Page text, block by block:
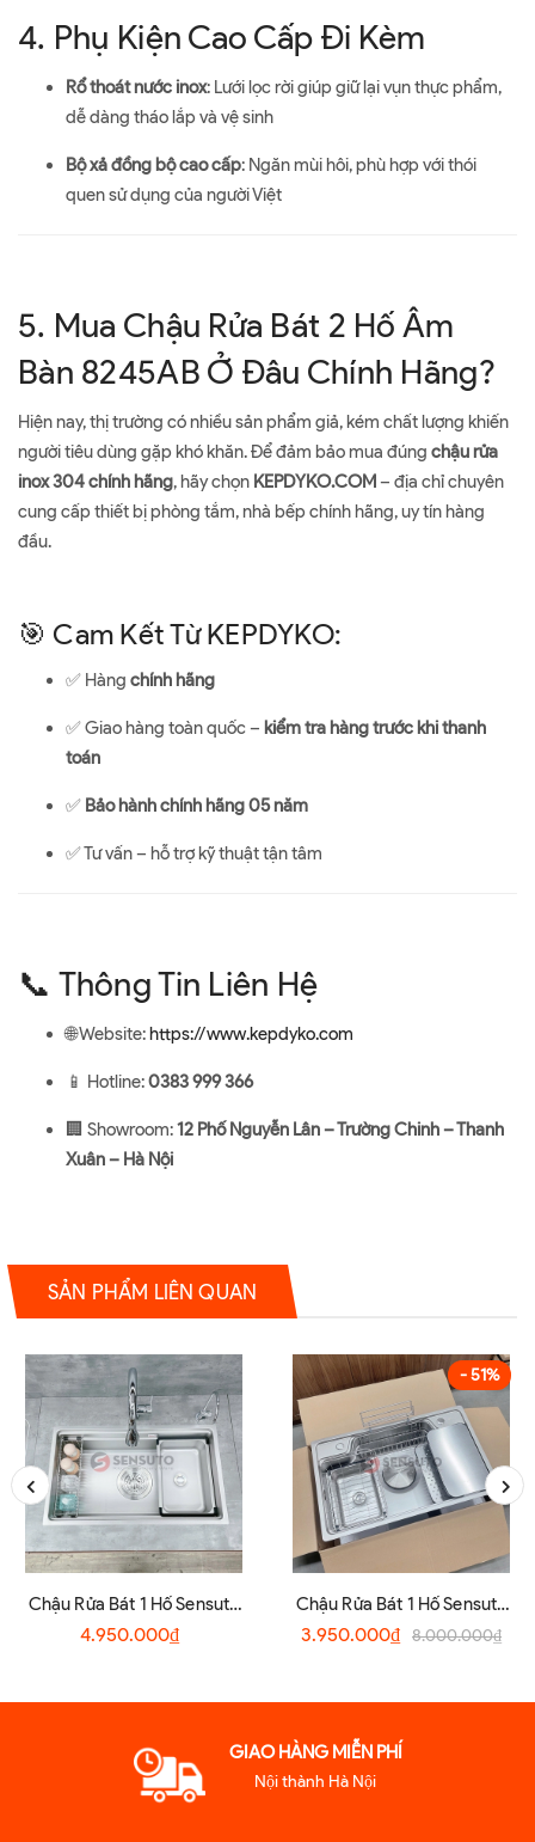
4. Phụ Kiện Cao Cấp Đi Kèm
Rổ thoát nước inox: Lưới lọc rời giúp giữ lại vụn thực phẩm,
dễ dàng tháo lắp và vệ sinh
Bộ xả đồng bộ cao cấp: Ngăn mùi hôi, phù hợp với thói
quen sử dụng của người Việt
5. Mua Chậu Rửa Bát 2 Hố Âm
Bàn 8245AB Ở Đâu Chính Hãng?
Hiện nay, thị trường có nhiều sản phẩm giả, kém chất lượng khiến
người tiêu dùng gặp khó khăn. Để đảm bảo mua đúng chậu rửa
inox 304 chính hãng, hãy chọn KEPDYKO.COM– địa chỉ chuyên
cung cấp thiết bị phòng tắm, nhà bếp chính hãng, uy tín hàng
đầu.
🎯 Cam Kết Từ KEPDYKO:
✅ Hàng chính hãng
✅ Giao hàng toàn quốc – kiểm tra hàng trước khi thanh
toán
✅ Bảo hành chính hãng 05 năm
✅ Tư vấn – hỗ trợ kỹ thuật tận tâm
📞 Thông Tin Liên Hệ
🌐 Website:https://www.kepdyko.com
📱 Hotline:0383 999 366
🏢 Showroom:12 Phố Nguyễn Lân – Trường Chinh – Thanh
Xuân – Hà Nội
SẢN PHẨM LIÊN QUAN
Chậu Rửa Bát 1 Hố Sensuto
S7045TSA
4.950.000₫
- 51%
Chậu Rửa Bát 1 Hố Sensuto
XLG7848TS
3.950.000₫ 8.000.000₫
GIAO HÀNG MIỄN PHÍ
Nội thành Hà Nội